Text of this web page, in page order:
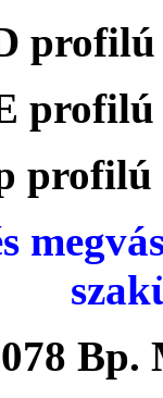
profilú
profilú
profilú
Bp.